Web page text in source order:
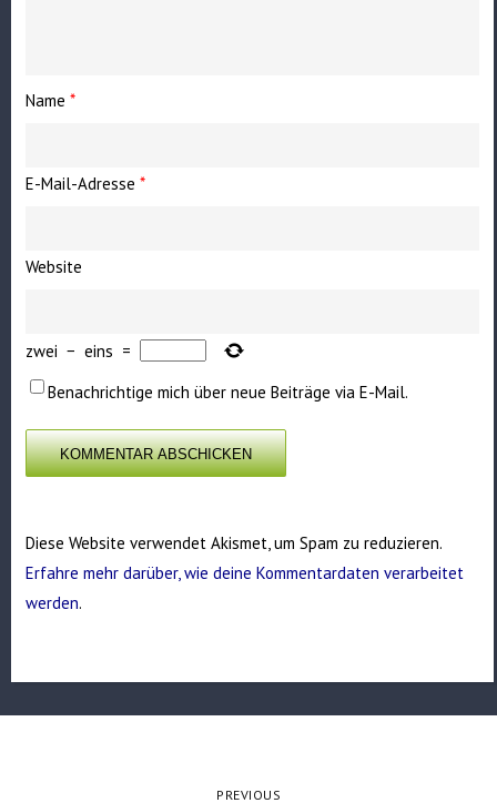
Name*
E-Mail-Adresse*
Website
zwei − eins =
Benachrichtige mich über neue Beiträge via E-Mail.
Diese Website verwendet Akismet, um Spam zu reduzieren.
Erfahre mehr darüber, wie deine Kommentardaten verarbeitet
werden.
PREVIOUS